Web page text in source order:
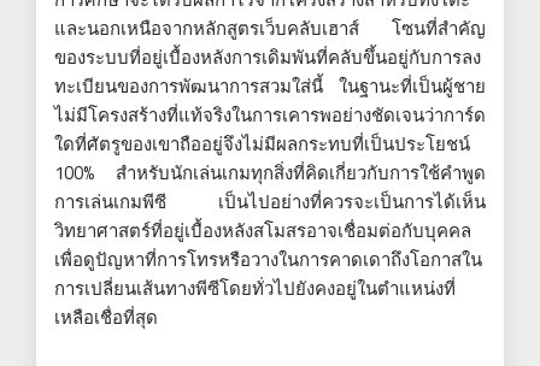
และนอกเหนือจากหลักสูตรเว็บคลับเฮาส์ โซนที่สำคัญ
ของระบบที่อยู่เบื้องหลังการเดิมพันที่คลับขึ้นอยู่กับการลง
ทะเบียนของการพัฒนาการสวมใส่นี้ ในฐานะที่เป็นผู้ชาย
ไม่มีโครงสร้างที่แท้จริงในการเคารพอย่างชัดเจนว่าการ์ด
ใดที่ศัตรูของเขาถืออยู่จึงไม่มีผลกระทบที่เป็นประโยชน์
100% สำหรับนักเล่นเกมทุกสิ่งที่คิดเกี่ยวกับการใช้คำพูด
การเล่นเกมพีซี เป็นไปอย่างที่ควรจะเป็นการได้เห็น
วิทยาศาสตร์ที่อยู่เบื้องหลังสโมสรอาจเชื่อมต่อกับบุคคล
เพื่อดูปัญหาที่การโทรหรือวางในการคาดเดาถึงโอกาสใน
การเปลี่ยนเส้นทางพีซีโดยทั่วไปยังคงอยู่ในตำแหน่งที่
เหลือเชื่อที่สุด